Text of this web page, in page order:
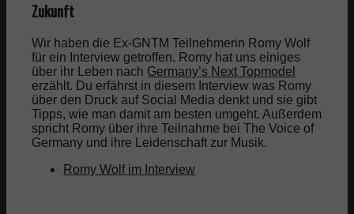
Zukunft
Wir haben die Ex-GNTM Teilnehmerin Romy Wolf
für ein Interview getroffen. Romy hat uns einiges
über ihr Leben nach Germany’s Next Topmodel
erzählt. Du erfährst in diesem Interview was Romy
über den Druck auf Social Media denkt und sie gibt
Tipps, wie man damit am besten umgeht. Außerdem
spricht Romy über ihre Teilnahme bei The Voice of
Germany und ihre Leidenschaft zur Musik.
Romy Wolf im Interview